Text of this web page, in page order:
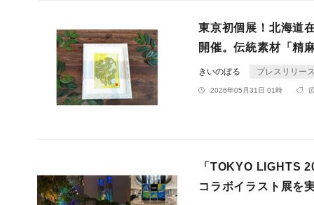
東京初個展！北海道
開催。伝統素材「精
きいのぼる プレスリリー
2026年05月31日 01時
「TOKYO LIGHTS
コラボイラスト展を